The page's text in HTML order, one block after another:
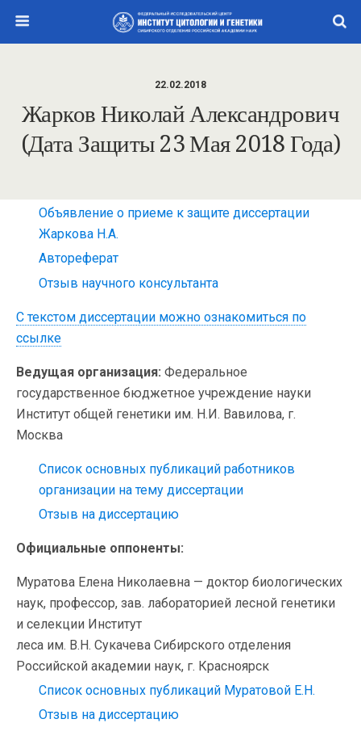
22.02.2018
Жарков Николай Александрович
(дата Защиты 23 Мая 2018 Года)
Объявление о приеме к защите диссертации
Жаркова Н.А.
Автореферат
Отзыв научного консультанта
С текстом диссертации можно ознакомиться по
ссылке
Ведущая организация: Федеральное
государственное бюджетное учреждение науки
Институт общей генетики им. Н.И. Вавилова, г.
Москва
Список основных публикаций работников
организации на тему диссертации
Отзыв на диссертацию
Официальные оппоненты:
Муратова Елена Николаевна — доктор биологических
наук, профессор, зав. лабораторией лесной генетики
и селекции Институт
леса им. В.Н. Сукачева Сибирского отделения
Российской академии наук, г. Красноярск
Список основных публикаций Муратовой Е.Н.
Отзыв на диссертацию